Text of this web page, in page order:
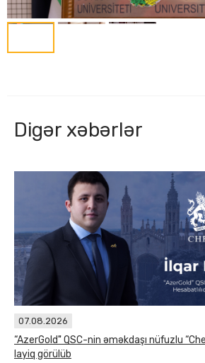
Digər xəbərlər
07.08.2026
“AzerGold" QSC-nin əməkdaşı nüfuzlu
layiq görülüb